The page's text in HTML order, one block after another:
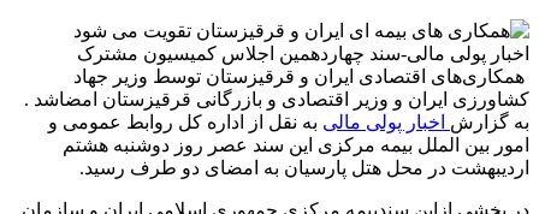
قرقیزستان
تقویت
می
شود
اخبار پولی مالی-سند چهاردهمین اجلاس کمیسیون مشترک
همکاری‌های اقتصادی ایران و قرقیزستان توسط وزیر جهاد
کشاورزی ایران و وزیر اقتصادی و بازرگانی قرقیزستان امضاشد .
به گزارش اخبار پولی مالی به نقل از اداره کل روابط عمومی و
امور بین الملل بیمه مرکزی این سند عصر روز دوشنبه هشتم
اردیبهشت در محل هتل پارسیان به امضای دو طرف رسید.
در بخشی ازاین سندبیمه مرکزی جمهوری اسلامی ایران و سازمان